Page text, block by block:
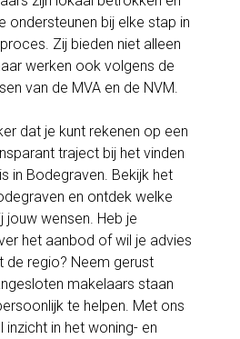
ondersteunen bij elke stap in
Zij bieden niet alleen
werken ook volgens de
van de MVA en de NVM.
dat je kunt rekenen op een
traject bij het vinden
in Bodegraven. Bekijk het
en ontdek welke
jouw wensen. Heb je
het aanbod of wil je advies
de regio? Neem gerust
makelaars staan
te helpen. Met ons
inzicht in het woning- en